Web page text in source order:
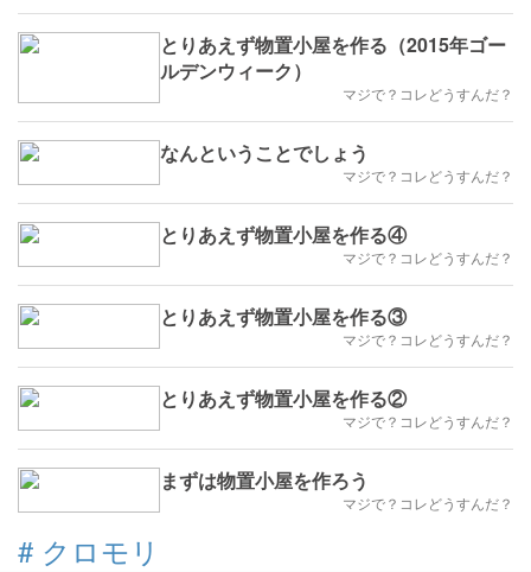
とりあえず物置小屋を作る（2015年ゴー
ルデンウィーク）
マジで？コレどうすんだ？
なんということでしょう
マジで？コレどうすんだ？
とりあえず物置小屋を作る④
マジで？コレどうすんだ？
とりあえず物置小屋を作る③
マジで？コレどうすんだ？
とりあえず物置小屋を作る②
マジで？コレどうすんだ？
まずは物置小屋を作ろう
マジで？コレどうすんだ？
# クロモリ